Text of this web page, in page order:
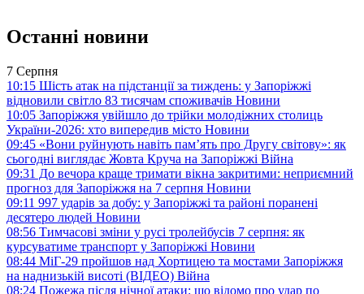
Останні новини
7 Серпня
10:15 Шість атак на підстанції за тиждень: у Запоріжжі
відновили світло 83 тисячам споживачів Новини
10:05 Запоріжжя увійшло до трійки молодіжних столиць
України-2026: хто випередив місто Новини
09:45 «Вони руйнують навіть пам’ять про Другу світову»: як
сьогодні виглядає Жовта Круча на Запоріжжі Війна
09:31 До вечора краще тримати вікна закритими: неприємний
прогноз для Запоріжжя на 7 серпня Новини
09:11 997 ударів за добу: у Запоріжжі та районі поранені
десятеро людей Новини
08:56 Тимчасові зміни у русі тролейбусів 7 серпня: як
курсуватиме транспорт у Запоріжжі Новини
08:44 МіГ-29 пройшов над Хортицею та мостами Запоріжжя
на наднизькій висоті (ВІДЕО) Війна
08:24 Пожежа після нічної атаки: що відомо про удар по